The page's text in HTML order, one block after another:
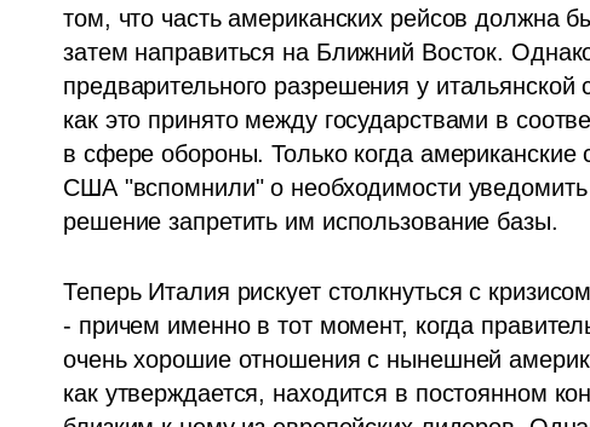
том, что часть американских рейсов должна
затем направиться на Ближний Восток.
предварительного разрешения у
как это принято между государствами в
в сфере обороны. Только когда
США "вспомнили" о необходимости
решение запретить им использование базы.
Теперь Италия рискует столкнуться с
- причем именно в тот момент, когда
очень хорошие отношения с нынешней
как утверждается, находится в постоянном